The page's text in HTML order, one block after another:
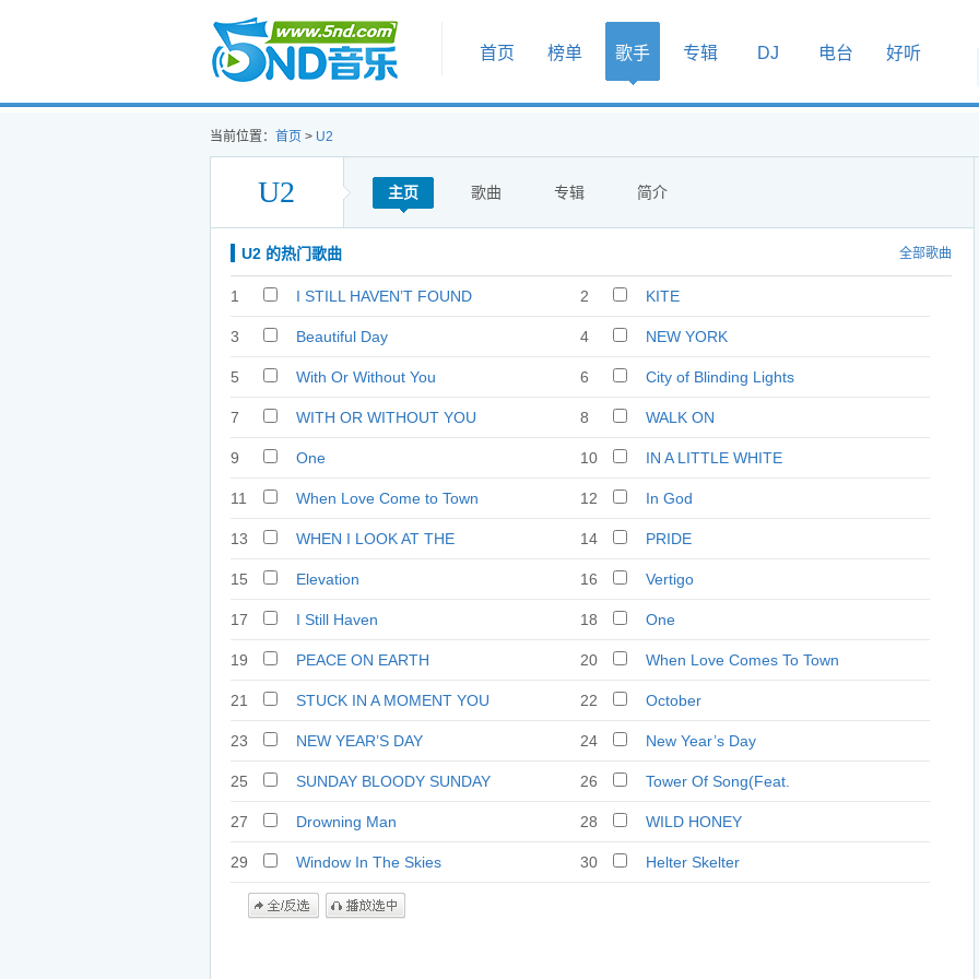
首页
首页 榜单 歌手 专辑 DJ 电台 好听
当前位置： 首页 > U2
U2 主页 歌曲 专辑 简介
U2 的热门歌曲 全部歌曲
1
I STILL HAVEN’T FOUND
2 KITE
3 Beautiful Day 4 NEW YORK
5 With Or Without You 6 City of Blinding Lights
7 WITH OR WITHOUT YOU 8 WALK ON
9 One 10 IN A LITTLE WHITE
11 When Love Come to Town 12 In God
13
WHEN I LOOK AT THE
14 PRIDE
15 Elevation 16 Vertigo
17 I Still Haven 18 One
19 PEACE ON EARTH 20
When Love Comes To Town
21
STUCK IN A MOMENT YOU
22 October
23 NEW YEAR’S DAY 24 New Year’s Day
25 SUNDAY BLOODY SUNDAY 26
Tower Of Song(Feat.
27
Drowning Man 28 WILD HONEY
29 Window In The Skies 30 Helter Skelter